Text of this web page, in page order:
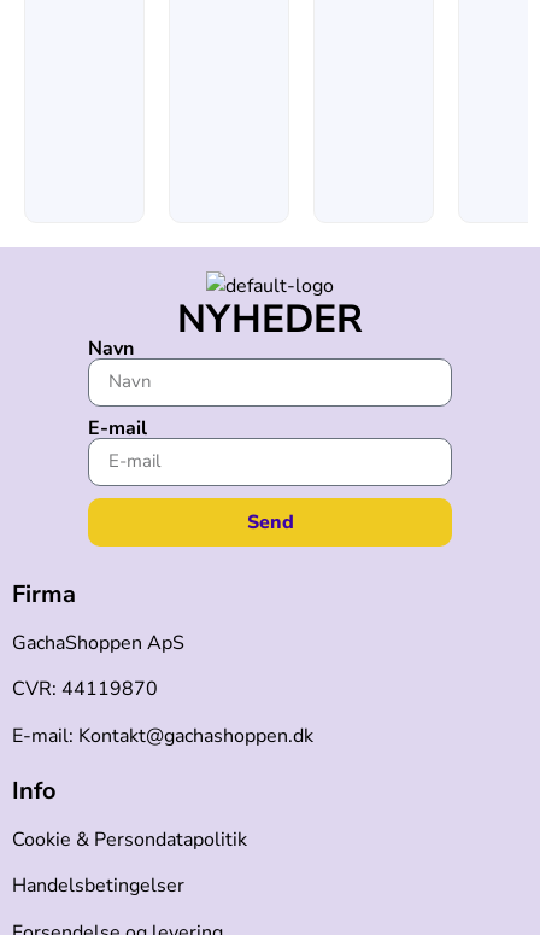
NYHEDER
Navn
E-mail
Send
Firma
GachaShoppen ApS
CVR: 44119870
E-mail: Kontakt@gachashoppen.dk
Info
Cookie & Persondatapolitik
Handelsbetingelser